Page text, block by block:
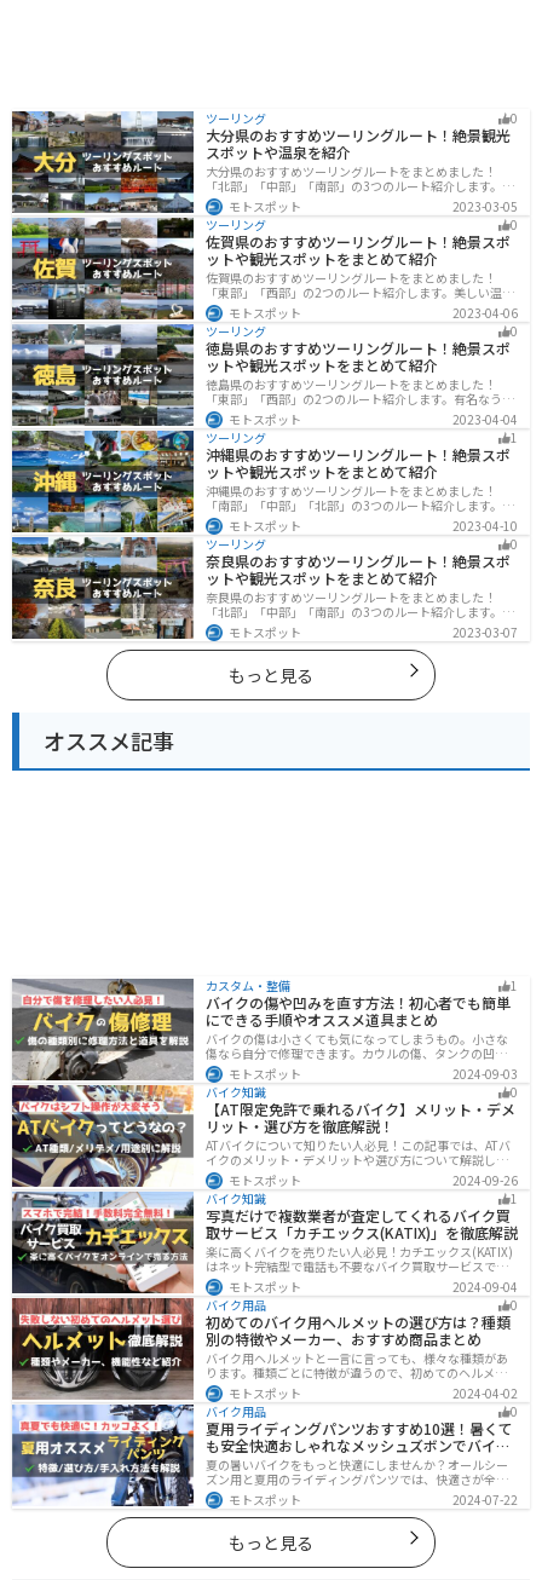
ツーリング 0
大分県のおすすめツーリングルート！絶景観光
スポットや温泉を紹介
大分県のおすすめツーリングルートをまとめました！
「北部」「中部」「南部」の3つのルート紹介します。阿
蘇の雄大な自然を満喫できるスポットや温泉を満喫する
ツーリングができます。バイクで大分県にツーリングに
行く際は参考にしてください。
モトスポット
2023-03-05
ツーリング
0
佐賀県のおすすめツーリングルート！絶景スポ
ットや観光スポットをまとめて紹介
佐賀県のおすすめツーリングルートをまとめました！
「東部」「西部」の2つのルート紹介します。美しい温泉
地や古墳群、歴史ある城や神社仏閣など、バイクツーリ
ングに適したスポットが多数存在し、様々な楽しみ方が
できます。バイクで佐賀県にツーリングに行く際は参考
にしてください。
モトスポット
2023-04-06
ツーリング
0
徳島県のおすすめツーリングルート！絶景スポ
ットや観光スポットをまとめて紹介
徳島県のおすすめツーリングルートをまとめました！
「東部」「西部」の2つのルート紹介します。有名なうず
しおや山を中心とした自然豊かなスポットが多数ありま
す。バイクで徳島県にツーリングに行く際は参考にして
ください。
モトスポット
2023-04-04
ツーリング
1
沖縄県のおすすめツーリングルート！絶景スポ
ットや観光スポットをまとめて紹介
沖縄県のおすすめツーリングルートをまとめました！
「南部」「中部」「北部」の3つのルート紹介します。美
しいビーチや歴史と文化に溢れたスポットが多数あり、
様々な楽しみ方ができます。バイクで沖縄県にツーリン
グに行く際は参考にしてください。
モトスポット
2023-04-10
ツーリング
0
奈良県のおすすめツーリングルート！絶景スポ
ットや観光スポットをまとめて紹介
奈良県のおすすめツーリングルートをまとめました！
「北部」「中部」「南部」の3つのルート紹介します。歴
史のある神社寺院が多数あり、自然豊かや山々、グルメ
を満喫するツーリングができます。バイクで奈良県にツ
ーリングに行く際は参考にしてください。
モトスポット 2023-03-07
もっと見る
オススメ記事
カスタム・整備 1
バイクの傷や凹みを直す方法！初心者でも簡単
にできる手順やオススメ道具まとめ
バイクの傷は小さくても気になってしまうもの。小さな
傷なら自分で修理できます。カウルの傷、タンクの凹
み、サビ、樹脂の劣化、ホイールの傷などあらゆる傷の
修理方法をまとめました。自分でバイクの傷を直したい
と思っている人は参考にしてください。
モトスポット
2024-09-03
バイク知識
0
【AT限定免許で乗れるバイク】メリット・デメ
リット・選び方を徹底解説！
ATバイクについて知りたい人必見！この記事では、ATバ
イクのメリット・デメリットや選び方について解説しま
す。 実はAT限定免許で乗れるバイクの種類は多数ありま
す。記事を参考に、自分に合ったATバイクを選びましょ
う。
モトスポット
2024-09-26
バイク知識
1
写真だけで複数業者が査定してくれるバイク買
取サービス「カチエックス(KATIX)」を徹底解説
楽に高くバイクを売りたい人必見！カチエックス(KATIX)
はネット完結型で電話も不要なバイク買取サービスで
す。バイク情報と写真を登録するだけで、複数のバイク
業者がオークション形式で価格を競い合ってくれるの
で、何もせず最高値でバイクを売ることができます。
モトスポット
2024-09-04
バイク用品
0
初めてのバイク用ヘルメットの選び方は？種類
別の特徴やメーカー、おすすめ商品まとめ
バイク用ヘルメットと一言に言っても、様々な種類があ
ります。種類ごとに特徴が違うので、初めてのヘルメッ
ト選びで失敗しないように、しっかりと理解して選ぶよ
うにしましょう。この記事では、特徴やメリットデメリ
ット、有名メーカーなど初心者が知っておくべきことを
まとめました。
モトスポット
2024-04-02
バイク用品
0
夏用ライディングパンツおすすめ10選！暑くて
も安全快適おしゃれなメッシュズボンでバイク
に乗ろう
夏の暑いバイクをもっと快適にしませんか？オールシー
ズン用と夏用のライディングパンツでは、快適さが全然
違います。生地の大半がメッシュ素材で作られた夏用で
は通気性・透湿性に優れており、熱気を逃しつつ汗をし
っかりと乾かしてくれます。そんな夏用ライディングパ
ンツの選び方や特徴オススメ商品をまとめました。
モトスポット 2024-07-22
もっと見る